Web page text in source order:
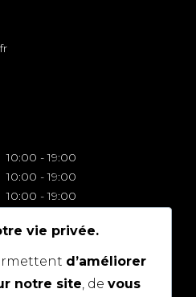
10:00 - 19:00
10:00 - 19:00
10:00 - 19:00
10:00 - 19:00
10:00
18:00
vie privée.
d’améliorer
notre site , de vous